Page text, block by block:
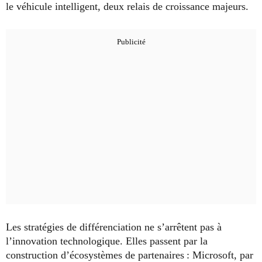
le véhicule intelligent, deux relais de croissance majeurs.
Les stratégies de différenciation ne s’arrêtent pas à
l’innovation technologique. Elles passent par la
construction d’écosystèmes de partenaires : Microsoft, par